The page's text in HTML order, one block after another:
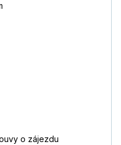
o zájezdu